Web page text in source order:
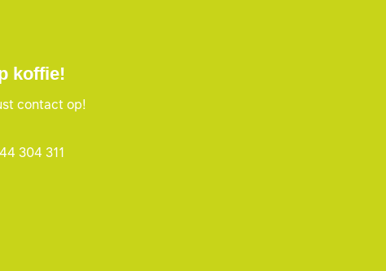
koffie!
contact op!
304 311